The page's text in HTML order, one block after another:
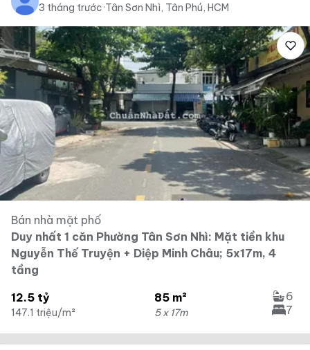
3 tháng trước·Tân Sơn Nhì, Tân Phú, HCM
Bán nhà mặt phố
Duy nhất 1 căn Phường Tân Sơn Nhì: Mặt tiền khu
Nguyễn Thế Truyện + Diệp Minh Châu; 5x17m, 4
tầng
12.5 tỷ
147.1 triệu/m²
85 m²
5 x 17m
6
7